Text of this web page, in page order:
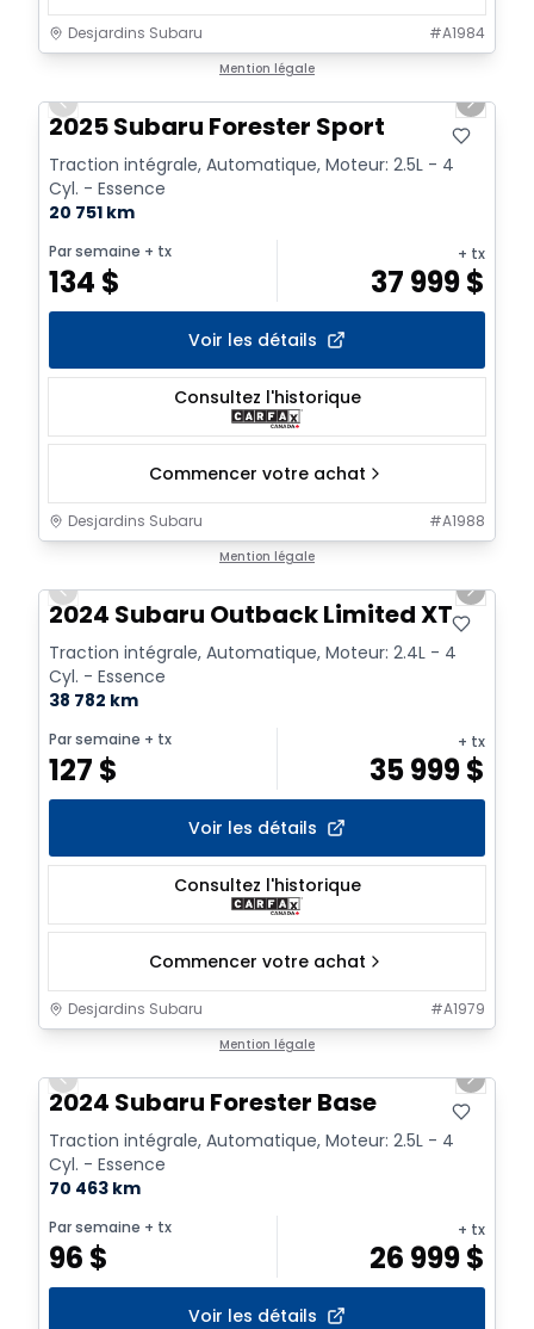
Desjardins Subaru #A1984
Mention légale
Previous slide
Next
2025 Subaru Forester Sport
Traction intégrale, Automatique, Moteur: 2.5L - 4
Cyl. - Essence
20 751 km
Par semaine + tx
134 $
+ tx
37 999$
Voir les détails
Consultez l'historique
Commencer votre achat
Desjardins Subaru #A1988
Mention légale
Previous slide
Next
2024 Subaru Outback Limited XT
Traction intégrale, Automatique, Moteur: 2.4L - 4
Cyl. - Essence
38 782 km
Par semaine + tx
127 $
+ tx
35 999$
Voir les détails
Consultez l'historique
Commencer votre achat
Desjardins Subaru #A1979
Mention légale
Previous slide
Next
2024 Subaru Forester Base
Traction intégrale, Automatique, Moteur: 2.5L - 4
Cyl. - Essence
70 463 km
Par semaine + tx
96 $
+ tx
26 999$
Voir les détails